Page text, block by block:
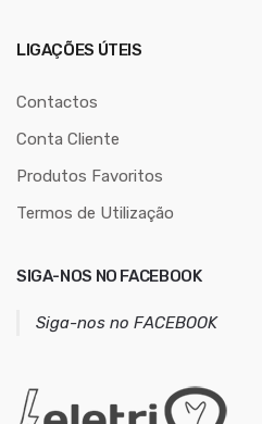
r
ç
e
e
i
LIGAÇÕES ÚTEIS
Contactos
Conta Cliente
Produtos Favoritos
Termos de Utilização
SIGA-NOS NO FACEBOOK
Siga-nos no FACEBOOK